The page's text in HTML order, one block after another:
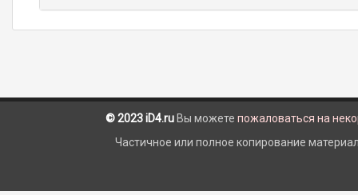
© 2023 iD4.ru Вы можете пожаловаться на
Частичное или полное копирование